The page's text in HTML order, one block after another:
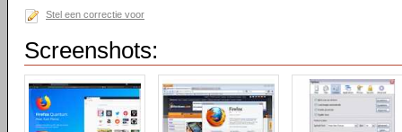
Stel een correctie voor
Screenshots: